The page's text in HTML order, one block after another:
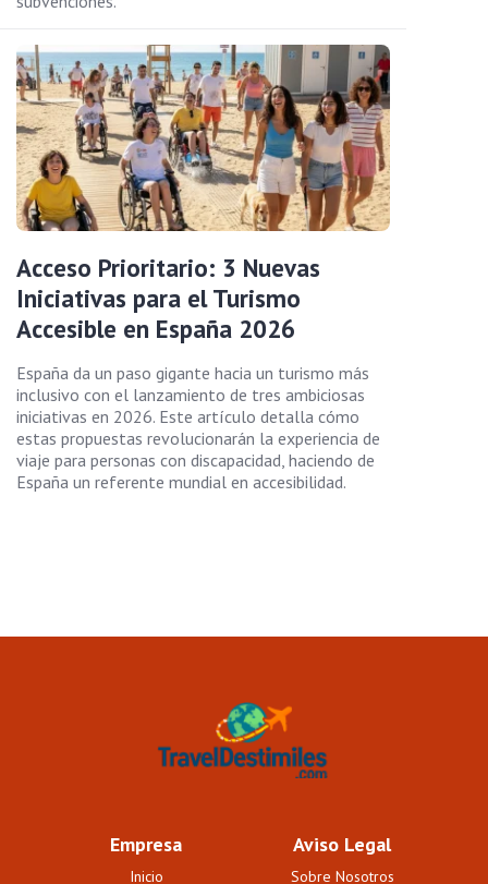
Acceso Prioritario: 3 Nuevas
Iniciativas para el Turismo
Accesible en España 2026
España da un paso gigante hacia un turismo más
inclusivo con el lanzamiento de tres ambiciosas
iniciativas en 2026. Este artículo detalla cómo
estas propuestas revolucionarán la experiencia de
viaje para personas con discapacidad, haciendo de
España un referente mundial en accesibilidad.
Empresa
Inicio
Aviso Legal
Sobre Nosotros